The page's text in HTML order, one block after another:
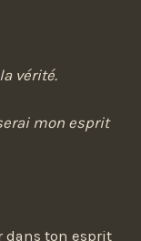
vérité.
mon esprit
dans ton esprit